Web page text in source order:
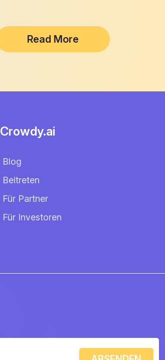
Read More
Crowdy.ai
Blog
Beitreten
Für Partner
Für Investoren